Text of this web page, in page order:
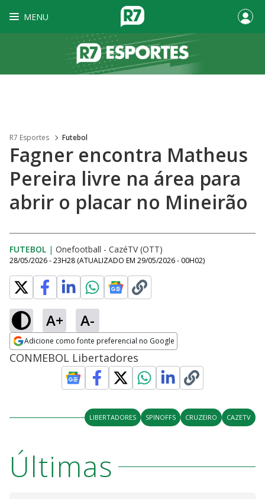
MENU
R7 Esportes Futebol
Fagner encontra Matheus
Pereira livre na área para
abrir o placar no Mineirão
FUTEBOL | Onefootball - CazéTV (OTT)
28/05/2026 - 23H28 (ATUALIZADO EM 29/05/2026 - 00H02)
A+ A-
Adicione como fonte preferencial no Google
Opens in new window
CONMEBOL Libertadores
LIBERTADORES SPINOFFS CRUZEIRO CAZETV
Últimas